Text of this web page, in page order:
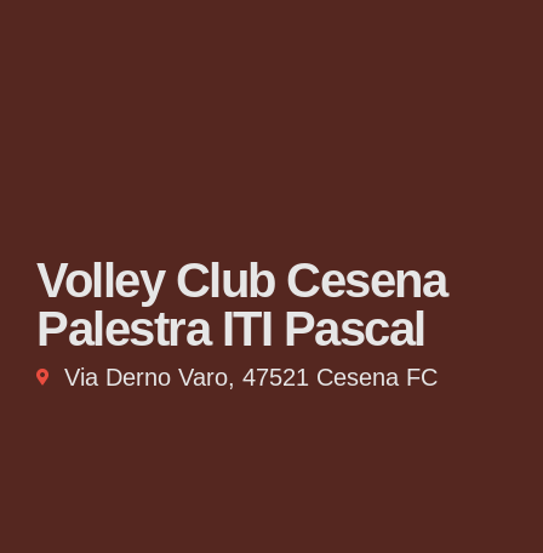
Volley Club Cesena
Palestra ITI Pascal
Via Derno Varo, 47521 Cesena FC